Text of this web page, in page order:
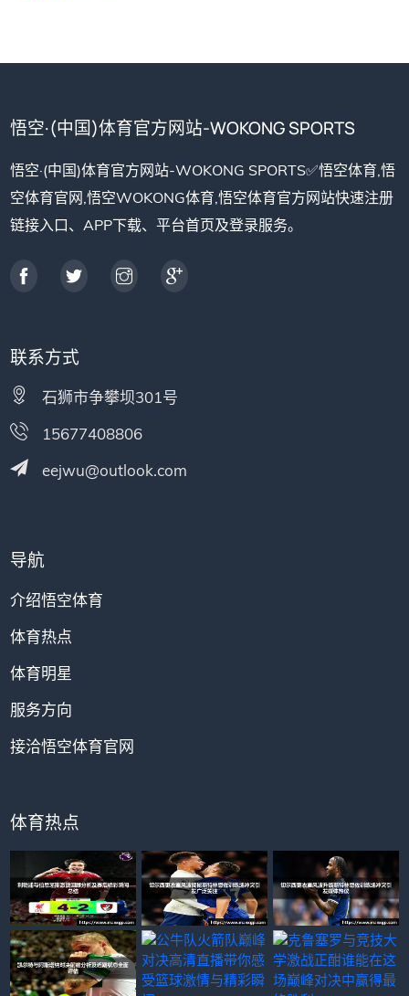
悟空·(中国)体育官方网站-WOKONG SPORTS
悟空·(中国)体育官方网站-WOKONG SPORTS✅悟空体育,悟
空体育官网,悟空WOKONG体育,悟空体育官方网站快速注册
链接入口、APP下载、平台首页及登录服务。
联系方式
石狮市争攀坝301号
15677408806
eejwu@outlook.com
导航
介绍悟空体育
体育热点
体育明星
服务方向
接洽悟空体育官网
体育热点